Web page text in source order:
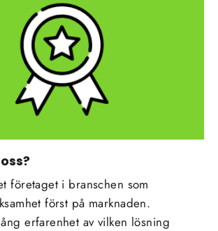
företaget i branschen som
först på marknaden.
erfarenhet av vilken lösning